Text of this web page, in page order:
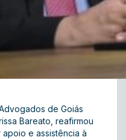
de Goiás
Bareato, reafirmou
e assistência à